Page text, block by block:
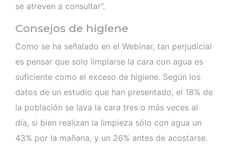
se atreven a consultar”.
Consejos de higiene
Como se ha señalado en el Webinar, tan perjudicial
es pensar que solo limpiarse la cara con agua es
suficiente como el exceso de higiene. Según los
datos de un estudio que han presentado, el 18% de
la población se lava la cara tres o más veces al
día, si bien realizan la limpieza sólo con agua un
43% por la mañana, y un 26% antes de acostarse.